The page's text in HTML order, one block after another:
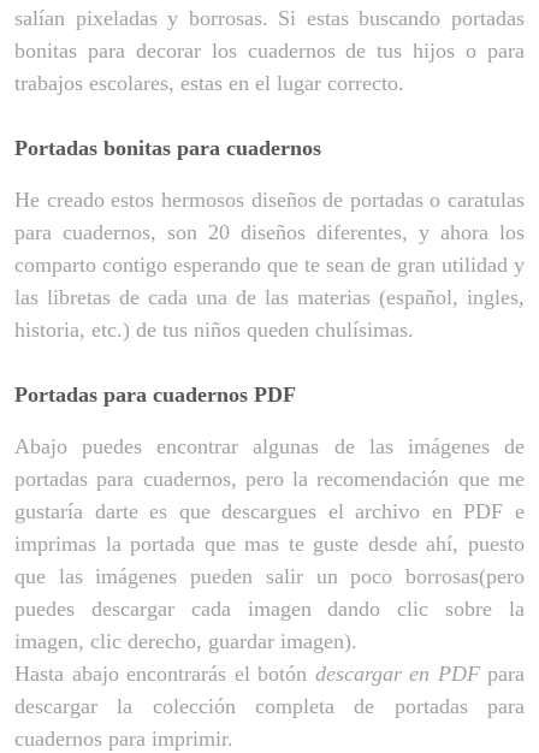
salían pixeladas y borrosas. Si estas buscando portadas
bonitas para decorar los cuadernos de tus hijos o para
trabajos escolares, estas en el lugar correcto.
Portadas bonitas para cuadernos
He creado estos hermosos diseños de portadas o caratulas
para cuadernos, son 20 diseños diferentes, y ahora los
comparto contigo esperando que te sean de gran utilidad y
las libretas de cada una de las materias (español, ingles,
historia, etc.) de tus niños queden chulísimas.
Portadas para cuadernos PDF
Abajo puedes encontrar algunas de las imágenes de
portadas para cuadernos, pero la recomendación que me
gustaría darte es que descargues el archivo en PDF e
imprimas la portada que mas te guste desde ahí, puesto
que las imágenes pueden salir un poco borrosas(pero
puedes descargar cada imagen dando clic sobre la
imagen, clic derecho, guardar imagen).
Hasta abajo encontrarás el botón descargar en PDFpara
descargar la colección completa de portadas para
cuadernos para imprimir.